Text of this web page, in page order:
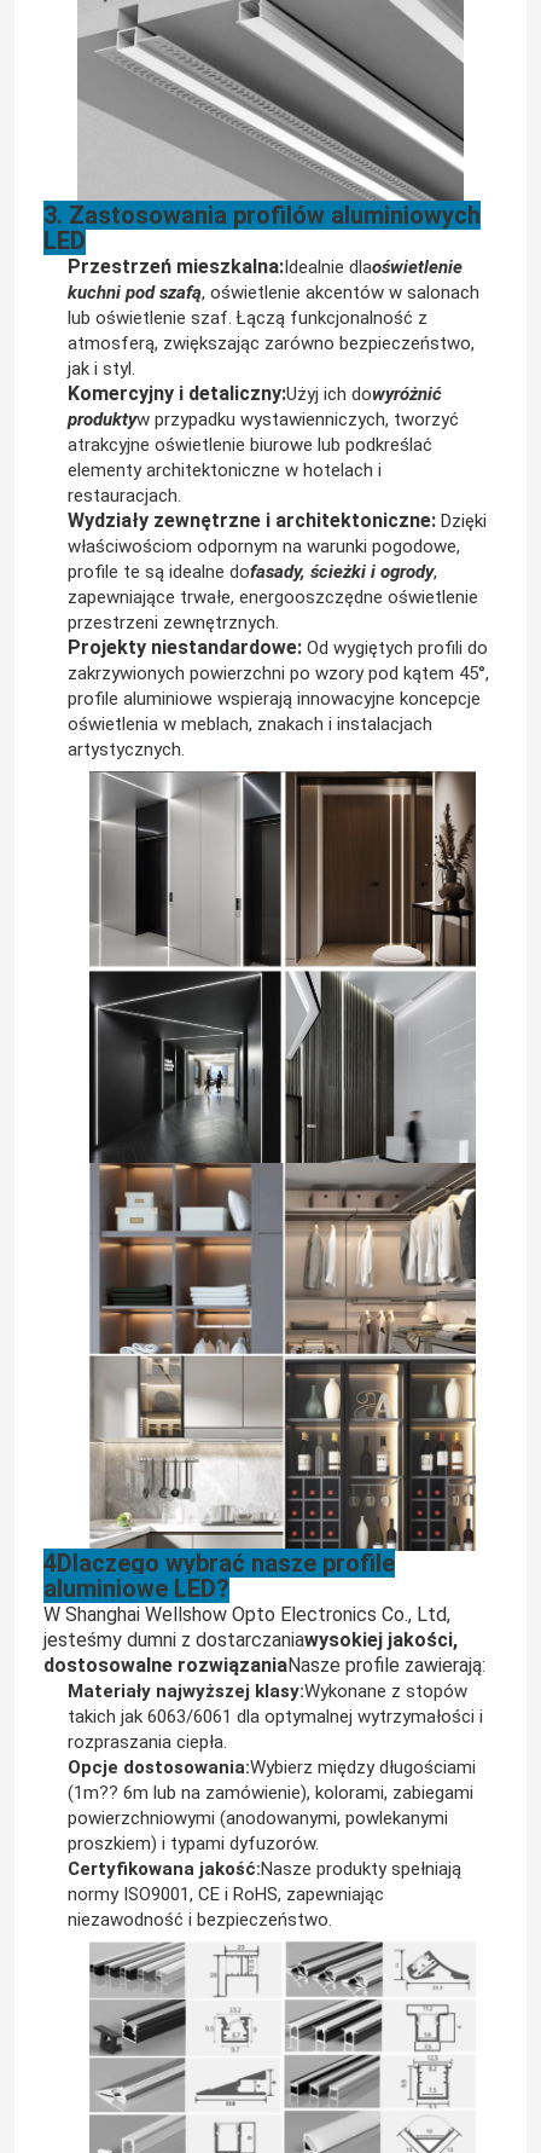
Neonowa elastyczna taśma świetlna
Silikonowy neonowy pasek świetlny
ledowe światło cob
Elastyczna taśma LED
Światło liniowe linii horyzontu
Taśma LED pod szafką
Światło biżuterii LED
Oświetlenie ścienne LED
Oświetlenie LED pod półką
Szyna świetlna LED
ledowy profil aluminiowy
liniowa lampa wisząca led
Panel akrylowy LGP
Lampa podziemna LED
Zasilacz modułu LED
Akcesoria do czujników LED
Światło zewnętrzne
3. Zastosowania profilów aluminiowych
LED
Przestrzeń mieszkalna:Idealnie dlaoświetlenie
kuchni pod szafą, oświetlenie akcentów w salonach
lub oświetlenie szaf. Łączą funkcjonalność z
atmosferą, zwiększając zarówno bezpieczeństwo,
jak i styl.
Komercyjny i detaliczny:Użyj ich dowyróżnić
produktyw przypadku wystawienniczych, tworzyć
atrakcyjne oświetlenie biurowe lub podkreślać
elementy architektoniczne w hotelach i
restauracjach.
Wydziały zewnętrzne i architektoniczne: Dzięki
właściwościom odpornym na warunki pogodowe,
profile te są idealne dofasady, ścieżki i ogrody,
zapewniające trwałe, energooszczędne oświetlenie
przestrzeni zewnętrznych.
Projekty niestandardowe: Od wygiętych profili do
zakrzywionych powierzchni po wzory pod kątem 45°,
profile aluminiowe wspierają innowacyjne koncepcje
oświetlenia w meblach, znakach i instalacjach
artystycznych.
4Dlaczego wybrać nasze profile
aluminiowe LED?
W Shanghai Wellshow Opto Electronics Co., Ltd,
jesteśmy dumni z dostarczaniawysokiej jakości,
dostosowalne rozwiązaniaNasze profile zawierają:
Materiały najwyższej klasy:Wykonane z stopów
takich jak 6063/6061 dla optymalnej wytrzymałości i
rozpraszania ciepła.
Opcje dostosowania:Wybierz między długościami
(1m?? 6m lub na zamówienie), kolorami, zabiegami
powierzchniowymi (anodowanymi, powlekanymi
proszkiem) i typami dyfuzorów.
Certyfikowana jakość:Nasze produkty spełniają
normy ISO9001, CE i RoHS, zapewniając
niezawodność i bezpieczeństwo.